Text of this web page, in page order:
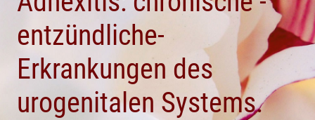
entzündliche-
Erkrankungen des
urogenitalen Systems.